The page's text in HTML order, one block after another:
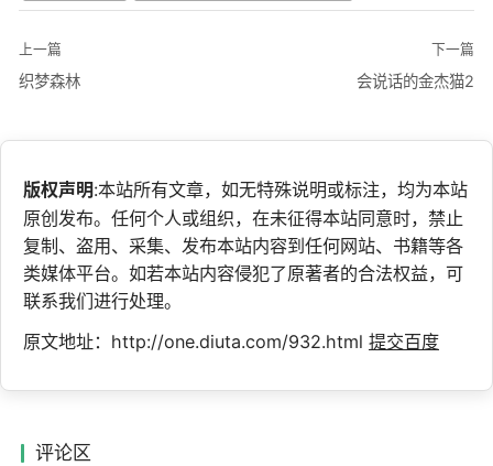
上一篇
织梦森林
下一篇
会说话的金杰猫2
版权声明:本站所有文章，如无特殊说明或标注，均为本站
原创发布。任何个人或组织，在未征得本站同意时，禁止
复制、盗用、采集、发布本站内容到任何网站、书籍等各
类媒体平台。如若本站内容侵犯了原著者的合法权益，可
联系我们进行处理。
原文地址：http://one.diuta.com/932.html 提交百度
评论区